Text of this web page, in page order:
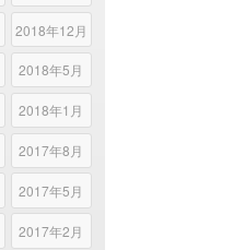
2018年12月
2018年5月
2018年1月
2017年8月
2017年5月
2017年2月